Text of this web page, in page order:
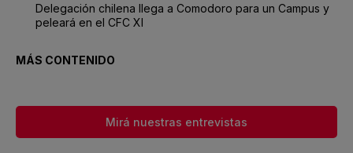
Delegación chilena llega a Comodoro para un Campus y
peleará en el CFC XI
MÁS CONTENIDO
Mirá nuestras entrevistas